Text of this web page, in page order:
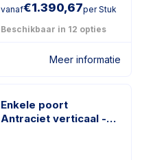
vanaf€1.390,67per Stuk
Beschikbaar in 12 opties
Meer informatie
Enkele poort
Antraciet verticaal -